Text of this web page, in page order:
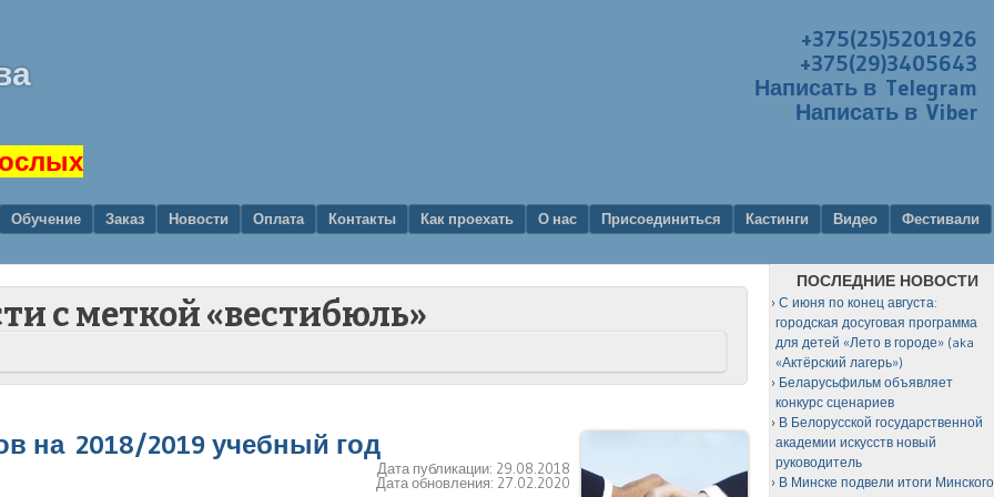
+375(25)5201926
+375(29)3405643
Написать в Telegram
Написать в Viber
Обучение Заказ Новости Оплата Контакты Как проехать О нас Присоединиться Кастинги Видео
Фестивали
с меткой «вестибюль»
на 2018/2019 учебный год
Дата публикации: 29.08.2018
Дата обновления: 27.02.2020
ПОСЛЕДНИЕ НОВОСТИ
С июня по конец августа:
городская досуговая программа
для детей «Лето в городе» (aka
«Актёрский лагерь»)
Беларусьфильм объявляет
конкурс сценариев
В Белорусской государственной
академии искусств новый
руководитель
В Минске подвели итоги Минского